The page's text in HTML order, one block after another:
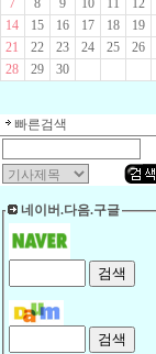
7
8 9 10 11 12
14
15 16 17 18 19
21
22 23 24 25 26
28
29 30
빠른검색
네이버.다음.구글